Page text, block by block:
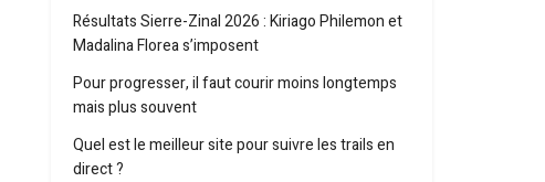
Résultats Sierre-Zinal 2026 : Kiriago Philemon et
Madalina Florea s’imposent
Pour progresser, il faut courir moins longtemps
mais plus souvent
Quel est le meilleur site pour suivre les trails en
direct ?